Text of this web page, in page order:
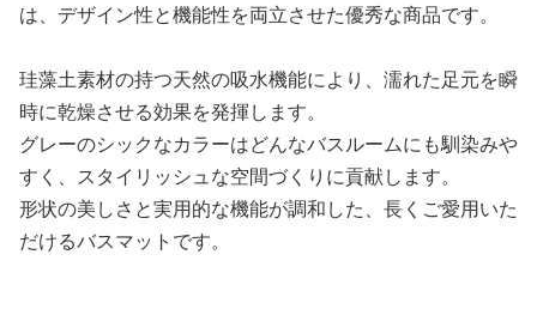
は、デザイン性と機能性を両立させた優秀な商品です。
珪藻土素材の持つ天然の吸水機能により、濡れた足元を瞬
時に乾燥させる効果を発揮します。
グレーのシックなカラーはどんなバスルームにも馴染みや
すく、スタイリッシュな空間づくりに貢献します。
形状の美しさと実用的な機能が調和した、長くご愛用いた
だけるバスマットです。